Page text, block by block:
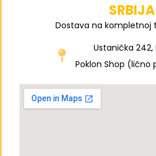
SRBIJA
Dostava na kompletnoj
Ustanička 242,
Poklon Shop (lično